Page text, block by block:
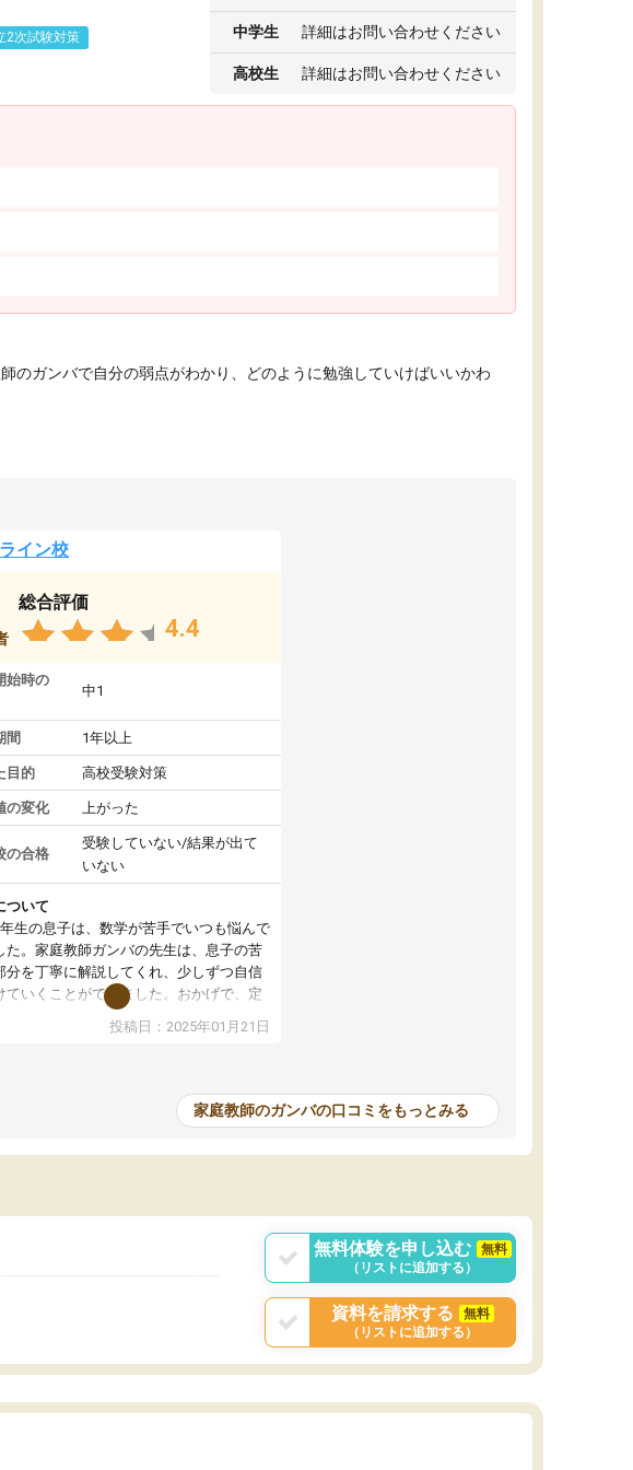
2次試験対策
中学生 詳細はお問い合わせください
高校生 詳細はお問い合わせください
のガンバで自分の弱点がわかり、どのように勉強していけばいいかわ
イン校
総合評価
4.4
始時の
中1
間 1年以上
目的 高校受験対策
の変化 上がった
の合格
受験していない/結果が出て
いない
ついて
生の息子は、数学が苦手でいつも悩んで
た。家庭教師ガンバの先生は、息子の苦
分を丁寧に解説してくれ、少しずつ自信
ていくことができました。おかげで、定
トの成績が10点以上アップし、本人もと
投稿日：2025年01月21日
家庭教師のガンバの口コミをもっとみる
無料体験を申し込む
無料
（リストに追加する）
資料を請求する
無料
（リストに追加する）